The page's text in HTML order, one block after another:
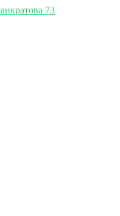
73